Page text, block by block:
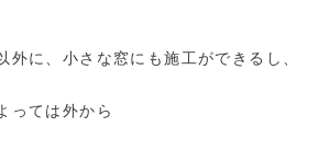
外に、小さな窓にも施工ができるし、
っては外から